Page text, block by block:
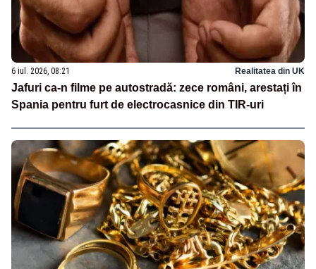
6 iul. 2026, 08:21 Realitatea din UK
Jafuri ca-n filme pe autostradă: zece români, arestați în
Spania pentru furt de electrocasnice din TIR-uri